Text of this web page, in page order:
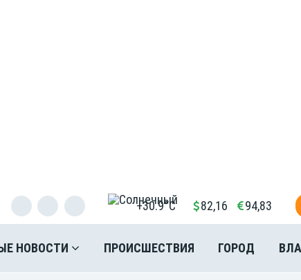
+30.9°C 82,16 94,83
НОВОСТИ ПРОИСШЕСТВИЯ ГОРОД